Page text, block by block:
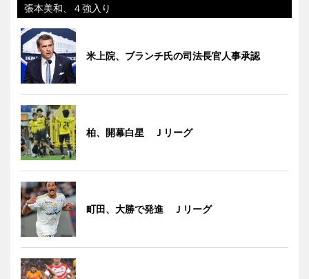
張本美和、４強入り
米上院、ブランチ氏の司法長官人事承認
柏、開幕白星 Ｊリーグ
町田、大勝で発進 Ｊリーグ